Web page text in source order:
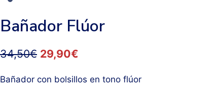
Bañador Flúor
34,50€ 29,90€
Bañador con bolsillos en tono flúor